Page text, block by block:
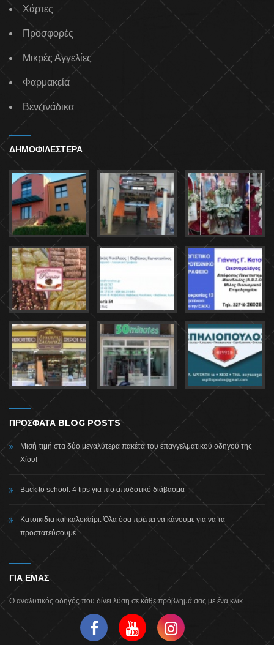
Χάρτες
Προσφορές
Μικρές Αγγελίες
Φαρμακεία
Βενζινάδικα
ΔΗΜΟΦΙΛΕΣΤΕΡΑ
ΠΡΟΣΦΑΤΑ BLOG POSTS
Μισή τιμή στα δύο μεγαλύτερα πακέτα του επαγγελματικού οδηγού της
Χίου!
Back to school: 4 tips για πιο αποδοτικό διάβασμα
Κατοικίδια και καλοκαίρι: Όλα όσα πρέπει να κάνουμε για να τα
προστατεύσουμε
ΓΙΑ ΕΜΑΣ
Ο αναλυτικός οδηγός που δίνει λύση σε κάθε πρόβλημά σας με ένα κλικ.